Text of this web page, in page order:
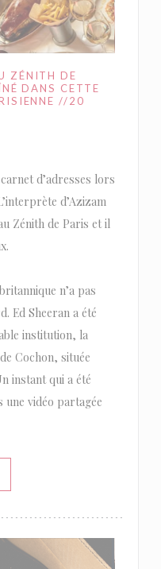
ZÉNITH DE
DANS CETTE
//20
d’adresses lors
d’Azizam
Zénith de Paris et il
n’a pas
Ed Sheeran a été
institution, la
Cochon, située
instant qui a été
vidéo partagée
IN A NEW WINDOW))